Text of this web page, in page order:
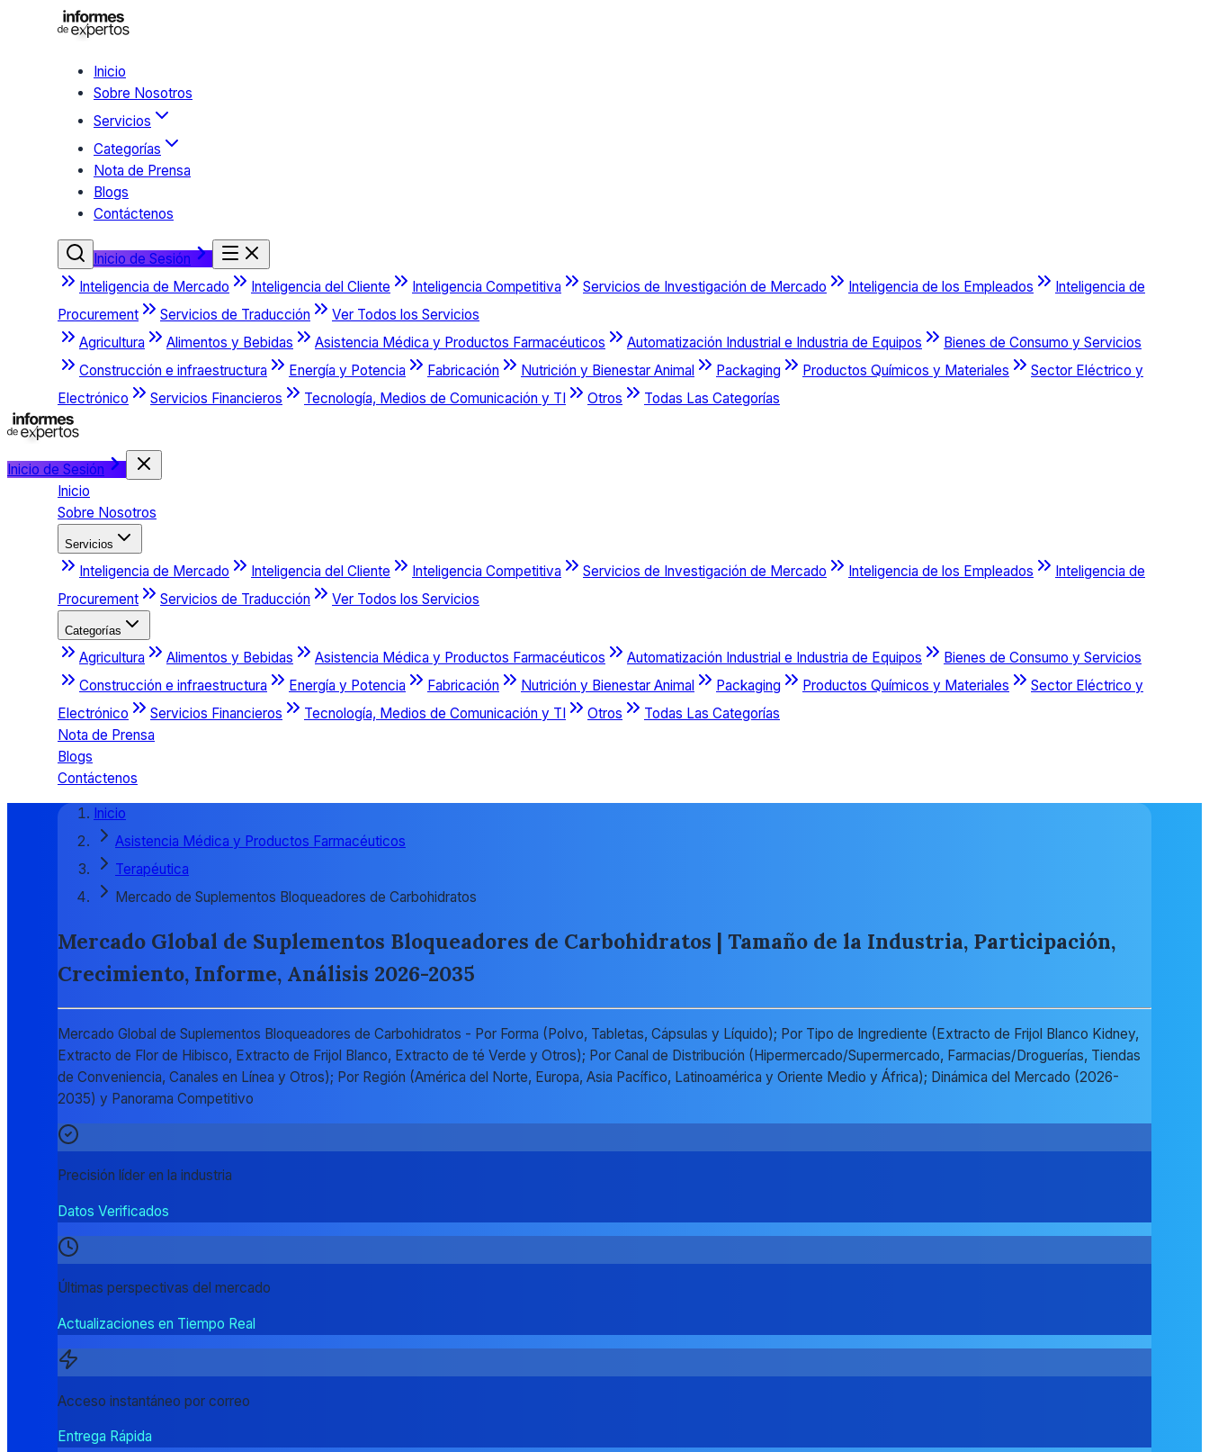
Inicio
Sobre Nosotros
Servicios
Categorías
Nota de Prensa
Blogs
Contáctenos
Inicio de Sesión
Inteligencia de Mercado
Inteligencia del Cliente Inteligencia Competitiva Servicios de Investigación de Mercado Inteligencia de los Empleados
Inteligencia de
Procurement
Servicios de Traducción
Ver Todos los Servicios
Agricultura
Alimentos y Bebidas Asistencia Médica y Productos Farmacéuticos Automatización Industrial e Industria de Equipos
Bienes de Consumo y Servicios
Construcción e infraestructura
Energía y Potencia Fabricación Nutrición y Bienestar Animal Packaging Productos Químicos y Materiales
Sector Eléctrico y
Electrónico
Servicios Financieros Tecnología, Medios de Comunicación y TI Otros Todas Las Categorías
Inicio de Sesión
Inicio
Sobre Nosotros
Servicios
Inteligencia de Mercado Inteligencia del Cliente Inteligencia Competitiva Servicios de Investigación de Mercado Inteligencia de los Empleados
Inteligencia de
Procurement
Servicios de Traducción Ver Todos los Servicios
Categorías
Agricultura Alimentos y Bebidas Asistencia Médica y Productos Farmacéuticos Automatización Industrial e Industria de Equipos
Bienes de Consumo y Servicios
Construcción e infraestructura
Energía y Potencia Fabricación Nutrición y Bienestar Animal Packaging Productos Químicos y Materiales
Sector Eléctrico y
Electrónico
Servicios Financieros Tecnología, Medios de Comunicación y TI Otros
Todas Las Categorías
Nota de Prensa
Blogs
Contáctenos
Inicio
Asistencia Médica y Productos Farmacéuticos
Terapéutica
Mercado de Suplementos Bloqueadores de Carbohidratos
Mercado Global de Suplementos Bloqueadores de Carbohidratos | Tamaño de la Industria, Participación,
Crecimiento, Informe, Análisis 2026-2035
Mercado Global de Suplementos Bloqueadores de Carbohidratos - Por Forma (Polvo, Tabletas, Cápsulas y Líquido); Por Tipo de Ingrediente (Extracto de Frijol Blanco Kidney,
Extracto de Flor de Hibisco, Extracto de Frijol Blanco, Extracto de té Verde y Otros); Por Canal de Distribución (Hipermercado/Supermercado, Farmacias/Droguerías, Tiendas
de Conveniencia, Canales en Línea y Otros); Por Región (América del Norte, Europa, Asia Pacífico, Latinoamérica y Oriente Medio y África); Dinámica del Mercado (2026-
2035) y Panorama Competitivo
Precisión líder en la industria
Datos Verificados
Últimas perspectivas del mercado
Actualizaciones en Tiempo Real
Acceso instantáneo por correo
Entrega Rápida